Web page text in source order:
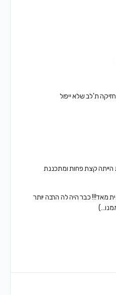
ת'לב שלא ייפול
5, עוד אחת הייתה קצת פחות ומתכננת
נוספת ברמה 1 שנהנית מאד!!! כבר היה לה הרבה יותר